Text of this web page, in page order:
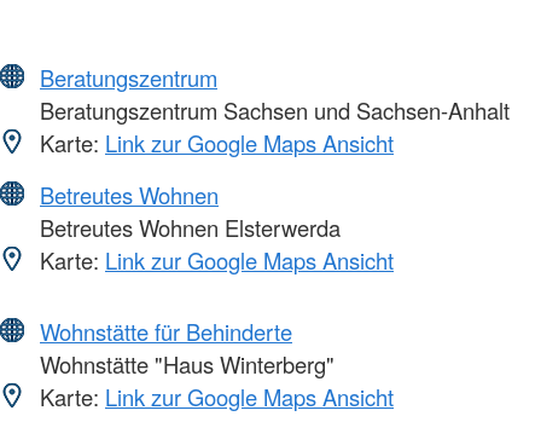
Beratungszentrum
Beratungszentrum Sachsen und Sachsen-Anhalt
Karte: Link zur Google Maps Ansicht
Betreutes Wohnen
Betreutes Wohnen Elsterwerda
Karte: Link zur Google Maps Ansicht
Wohnstätte für Behinderte
Wohnstätte "Haus Winterberg"
Karte: Link zur Google Maps Ansicht